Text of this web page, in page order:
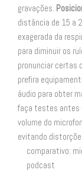
gravações.
distância de 15 a
exagerada da
para diminuir os
pronunciar certas
prefira
áudio para obter
faça testes antes
volume do
evitando
comparativo:
podcast